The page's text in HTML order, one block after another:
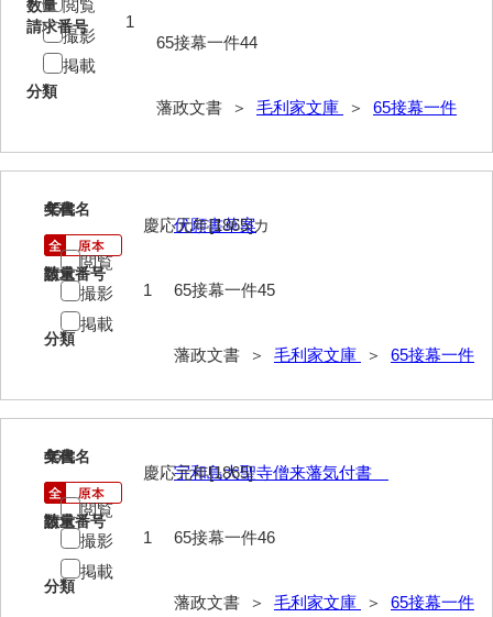
63馬関戦争一件
66四境戦争一件
69年度別史料
72他藩人日記
75維新記事雑録
請求番号
65接幕一件44
分類
藩政文書 ＞ 毛利家文庫 ＞ 65接幕一件
数量
1
閲覧
撮影
掲載
45
文書名
伏願書草案
請求番号
65接幕一件45
分類
藩政文書 ＞ 毛利家文庫 ＞ 65接幕一件
年代
慶応元年[1865]カ
数量
1
閲覧
撮影
掲載
46
文書名
宇和島大聖寺僧来藩気付書
請求番号
65接幕一件46
分類
藩政文書 ＞ 毛利家文庫 ＞ 65接幕一件
年代
慶応元年[1865]
数量
1
閲覧
撮影
掲載